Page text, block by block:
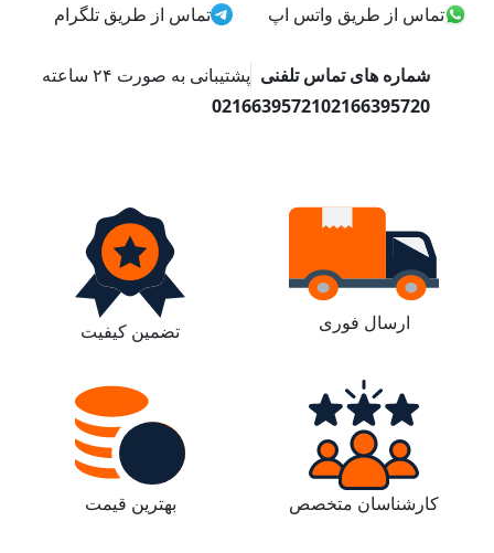
تماس از طریق واتس اپ تماس از طریق تلگرام
شماره های تماس تلفنی پشتیبانی به صورت ۲۴ ساعته
02166395720
02166395721
ارسال فوری تضمین کیفیت
کارشناسان متخصص بهترین قیمت